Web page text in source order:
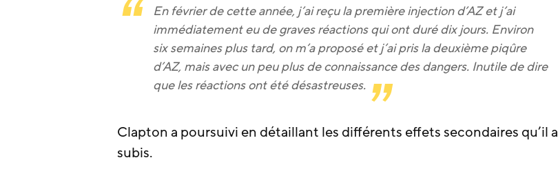
En février de cette année, j’ai reçu la première injection d’AZ et j’ai
immédiatement eu de graves réactions qui ont duré dix jours. Environ
six semaines plus tard, on m’a proposé et j’ai pris la deuxième piqûre
d’AZ, mais avec un peu plus de connaissance des dangers. Inutile de dire
que les réactions ont été désastreuses.
Clapton a poursuivi en détaillant les différents effets secondaires qu’il a
subis.